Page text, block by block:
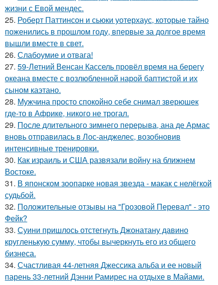
жизни с Евой мендес.
25. Роберт Паттинсон и сьюки уотерхаус, которые тайно
поженились в прошлом году, впервые за долгое время
вышли вместе в свет.
26. Слабоумие и отвага!
27. 59-Летний Венсан Кассель провёл время на берегу
океана вместе с возлюбленной нарой баптистой и их
сыном каэтано.
28. Мужчина просто спокойно себе снимал зверюшек
где-то в Африке, никого не трогал.
29. После длительного зимнего перерыва, ана де Армас
вновь отправилась в Лос-анджелес, возобновив
интенсивные тренировки.
30. Как израиль и США развязали войну на ближнем
Востоке.
31. В японском зоопарке новая звезда - макак с нелёгкой
судьбой.
32. Положительные отзывы на "Грозовой Перевал" - это
Фейк?
33. Суини пришлось отстегнуть Джонатану давино
кругленькую сумму, чтобы вычеркнуть его из общего
бизнеса.
34. Счастливая 44-летняя Джессика альба и ее новый
парень 33-летний Дэнни Рамирес на отдыхе в Майами.